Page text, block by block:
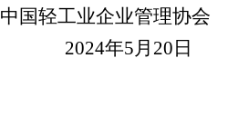
中国轻工业企业管理协会
2024年5月20日